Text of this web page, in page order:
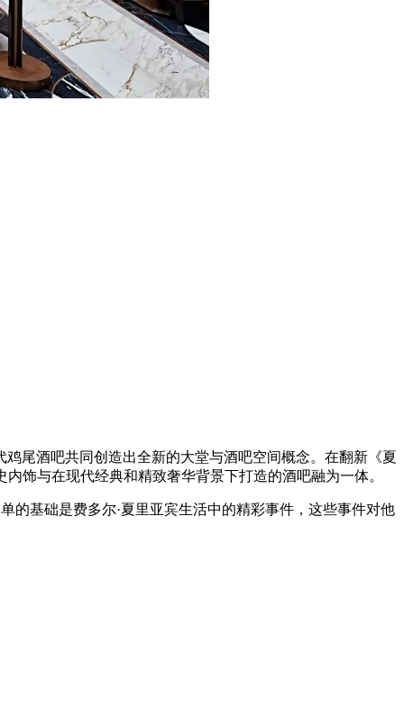
尾酒吧共同创造出全新的大堂与酒吧空间概念。在翻新《夏
饰与在现代经典和精致奢华背景下打造的酒吧融为一体。
的基础是费多尔·夏里亚宾生活中的精彩事件，这些事件对他